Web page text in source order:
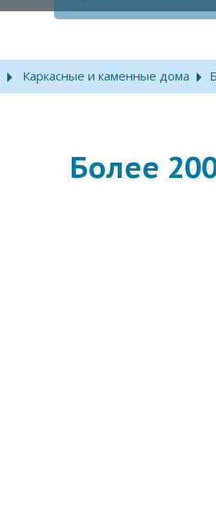
Каркасные и каменные дома
Более